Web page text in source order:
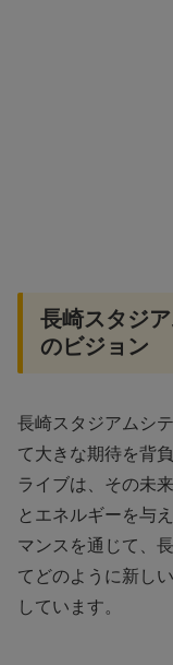
長崎スタジ
のビジョン
長崎スタジアムシ
て大きな期待を背
ライブは、その未
とエネルギーを与
マンスを通じて、
てどのように新し
しています。